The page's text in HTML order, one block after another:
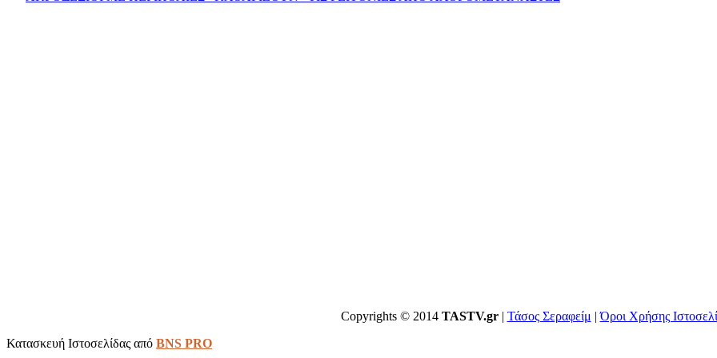
Copyrights © 2014 TASTV.gr| Τάσος Σεραφείμ |Όροι Χρήσης
Κατασκευή Ιστοσελίδας από BNS PRO